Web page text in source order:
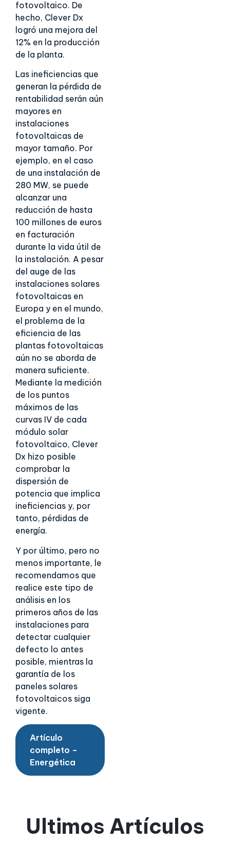
fotovoltaico. De
hecho, Clever Dx
logró una mejora del
12% en la producción
de la planta.
Las ineficiencias que
generan la pérdida de
rentabilidad serán aún
mayores en
instalaciones
fotovoltaicas de
mayor tamaño. Por
ejemplo, en el caso
de una instalación de
280 MW, se puede
alcanzar una
reducción de hasta
100 millones de euros
en facturación
durante la vida útil de
la instalación. A pesar
del auge de las
instalaciones solares
fotovoltaicas en
Europa y en el mundo,
el problema de la
eficiencia de las
plantas fotovoltaicas
aún no se aborda de
manera suficiente.
Mediante la medición
de los puntos
máximos de las
curvas IV de cada
módulo solar
fotovoltaico, Clever
Dx hizo posible
comprobar la
dispersión de
potencia que implica
ineficiencias y, por
tanto, pérdidas de
energía.
Y por último, pero no
menos importante, le
recomendamos que
realice este tipo de
análisis en los
primeros años de las
instalaciones para
detectar cualquier
defecto lo antes
posible, mientras la
garantía de los
paneles solares
fotovoltaicos siga
vigente.
Artículo
completo –
Energética
Ultimos Artículos